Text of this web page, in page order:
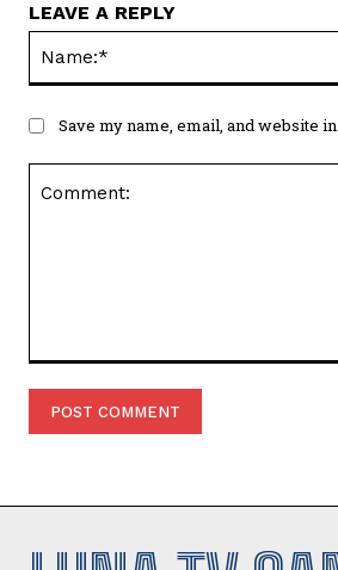
LEAVE A REPLY
Save my name, email, and website